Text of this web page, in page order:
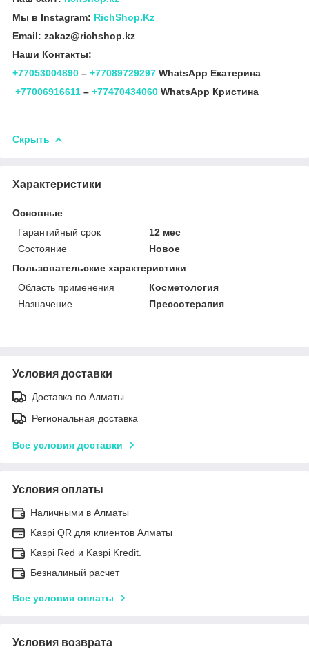
Мы в Instagram: RichShop.Kz
Email: zakaz@richshop.kz
Наши Контакты:
+77053004890 – +77089729297 WhatsApp Екатерина
+77006916611 – +77470434060 WhatsApp Кристина
Скрыть
Характеристики
Основные
Гарантийный срок
12 мес
Состояние
Новое
Пользовательские характеристики
Область применения
Косметология
Назначение
Прессотерапия
Условия доставки
Доставка по Алматы
Региональная доставка
Все условия доставки
Условия оплаты
Наличными в Алматы
Kaspi QR для клиентов Алматы
Kaspi Red и Kaspi Kredit.
Безналиный расчет
Все условия оплаты
Условия возврата